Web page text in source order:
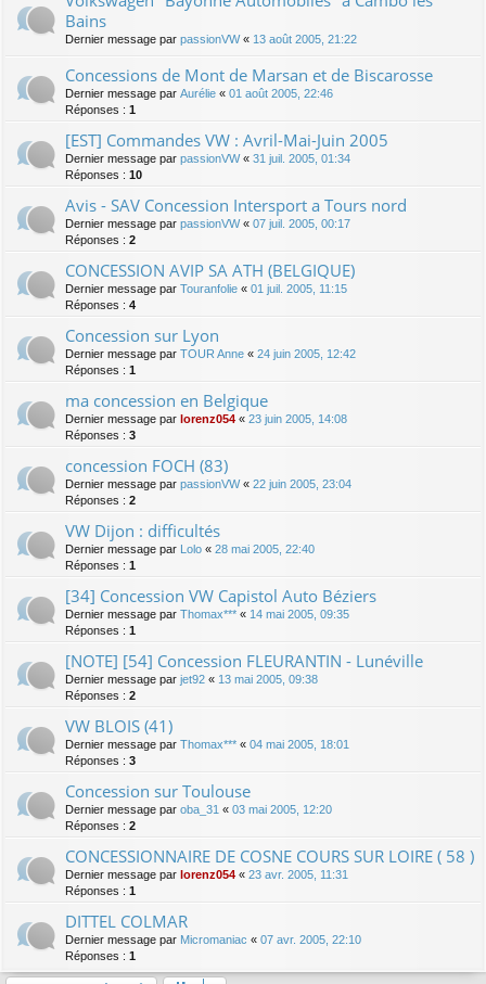
Bains
Dernier message par passionVW« 13 août 2005, 21:22
Concessions de Mont de Marsan et de Biscarosse
Dernier message par Aurélie « 01 août 2005, 22:46
Réponses : 1
[EST] Commandes VW : Avril-Mai-Juin 2005
Dernier message par passionVW« 31 juil. 2005, 01:34
Réponses : 10
Avis - SAV Concession Intersport a Tours nord
Dernier message par passionVW« 07 juil. 2005, 00:17
Réponses : 2
CONCESSION AVIP SA ATH (BELGIQUE)
Dernier message par Touranfolie « 01 juil. 2005, 11:15
Réponses : 4
Concession sur Lyon
Dernier message par TOUR Anne « 24 juin 2005, 12:42
Réponses : 1
ma concession en Belgique
Dernier message par lorenz054 « 23 juin 2005, 14:08
Réponses : 3
concession FOCH (83)
Dernier message par passionVW« 22 juin 2005, 23:04
Réponses : 2
VW Dijon : difficultés
Dernier message par Lolo « 28 mai 2005, 22:40
Réponses : 1
[34] Concession VW Capistol Auto Béziers
Dernier message par Thomax*** « 14 mai 2005, 09:35
Réponses : 1
[NOTE] [54] Concession FLEURANTIN - Lunéville
Dernier message par jet92 « 13 mai 2005, 09:38
Réponses : 2
VW BLOIS (41)
Dernier message par Thomax*** « 04 mai 2005, 18:01
Réponses : 3
Concession sur Toulouse
Dernier message par oba_31 « 03 mai 2005, 12:20
Réponses : 2
CONCESSIONNAIRE DE COSNE COURS SUR LOIRE ( 58 )
Dernier message par lorenz054 « 23 avr. 2005, 11:31
Réponses : 1
DITTEL COLMAR
Dernier message par Micromaniac « 07 avr. 2005, 22:10
Réponses : 1